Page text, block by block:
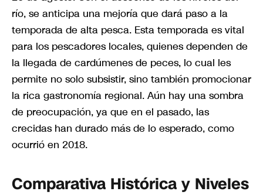
río, se anticipa una mejoría que dará paso a la
temporada de alta pesca. Esta temporada es vital
para los pescadores locales, quienes dependen de
la llegada de cardúmenes de peces, lo cual les
permite no solo subsistir, sino también promocionar
la rica gastronomía regional. Aún hay una sombra
de preocupación, ya que en el pasado, las
crecidas han durado más de lo esperado, como
ocurrió en 2018.
Comparativa Histórica y Niveles